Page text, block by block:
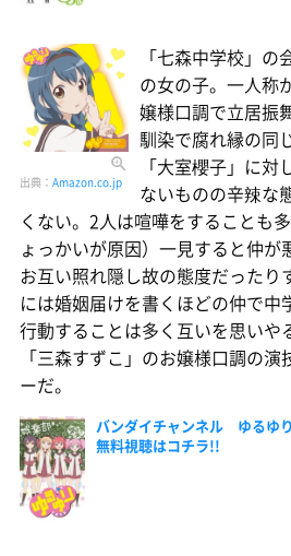
出典： Amazon.co.jp
「七森中学校」
の女の子。一人称
嬢様口調で立居振
馴染で腐れ縁の同
「大室櫻子」に
ないものの辛辣な
くない。2人は喧嘩をすることも
ょっかいが原因）一見すると仲が
お互い照れ隠し故の態度だったり
には婚姻届けを書くほどの仲で中
行動することは多く互いを思いや
「三森すずこ」のお嬢様口調の
ーだ。
バンダイチャンネル ゆるゆ
無料視聴はコチラ!!